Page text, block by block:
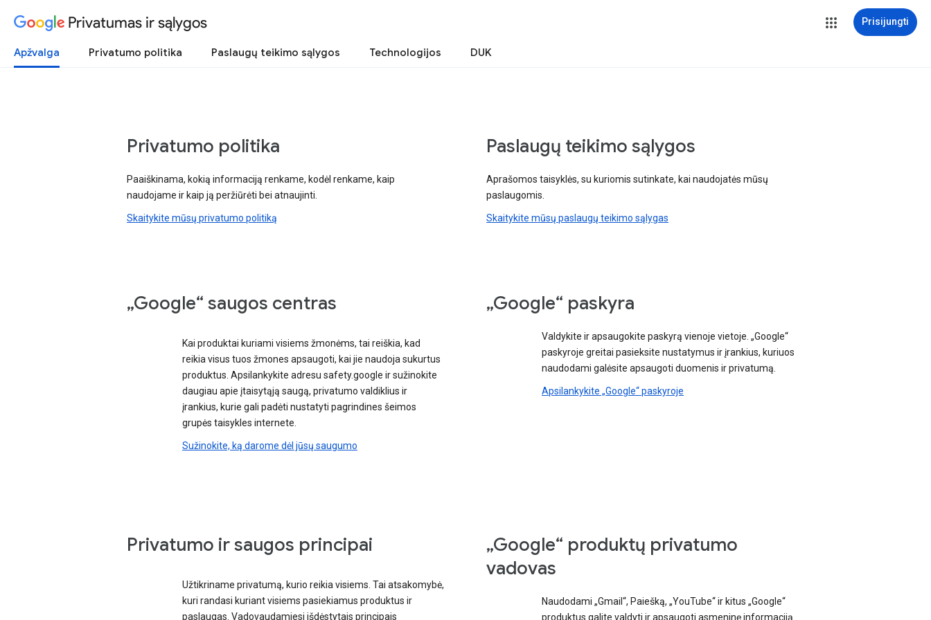
Privatumas ir sąlygos Prisijungti
Apžvalga Privatumo politika Paslaugų teikimo sąlygos Technologijos DUK
Privatumo politika
Paaiškinama, kokią informaciją renkame, kodėl renkame, kaip
naudojame ir kaip ją peržiūrėti bei atnaujinti.
Skaitykite mūsų privatumo politiką
Paslaugų teikimo sąlygos
Aprašomos taisyklės, su kuriomis sutinkate, kai naudojatės mūsų
paslaugomis.
Skaitykite mūsų paslaugų teikimo sąlygas
„Google“ saugos centras
Kai produktai kuriami visiems žmonėms, tai reiškia, kad
reikia visus tuos žmones apsaugoti, kai jie naudoja sukurtus
produktus. Apsilankykite adresu safety.google ir sužinokite
daugiau apie įtaisytąją saugą, privatumo valdiklius ir
įrankius, kurie gali padėti nustatyti pagrindines šeimos
grupės taisykles internete.
Sužinokite, ką darome dėl jūsų saugumo
„Google“ paskyra
Valdykite ir apsaugokite paskyrą vienoje vietoje. „Google“
paskyroje greitai pasieksite nustatymus ir įrankius, kuriuos
naudodami galėsite apsaugoti duomenis ir privatumą.
Apsilankykite „Google“ paskyroje
Privatumo ir saugos principai
Užtikriname privatumą, kurio reikia visiems. Tai atsakomybė,
kuri randasi kuriant visiems pasiekiamus produktus ir
paslaugas. Vadovaudamiesi išdėstytais principais
„Google“ produktų privatumo
vadovas
Naudodami „Gmail“, Paiešką, „YouTube“ ir kitus „Google“
produktus galite valdyti ir apsaugoti asmeninę informaciją